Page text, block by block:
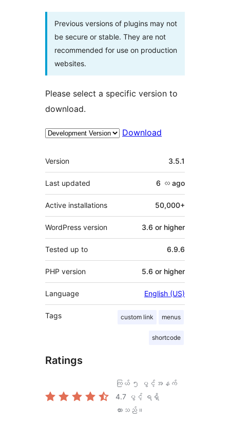
Previous versions of plugins may not
be secure or stable. They are not
recommended for use on production
websites.
Please select a specific version to
download.
Download
Meta
Version 3.5.1
Last updated 6 လ ago
Active installations 50,000+
WordPress version 3.6 or higher
Tested up to 6.9.6
PHP version 5.6 or higher
Language English (US)
Tags custom link menus
shortcode
Ratings
ကြယ် ၅ ပွင့်အနက်
4.7 ပွင့် ရရှိ
ထားသည်။